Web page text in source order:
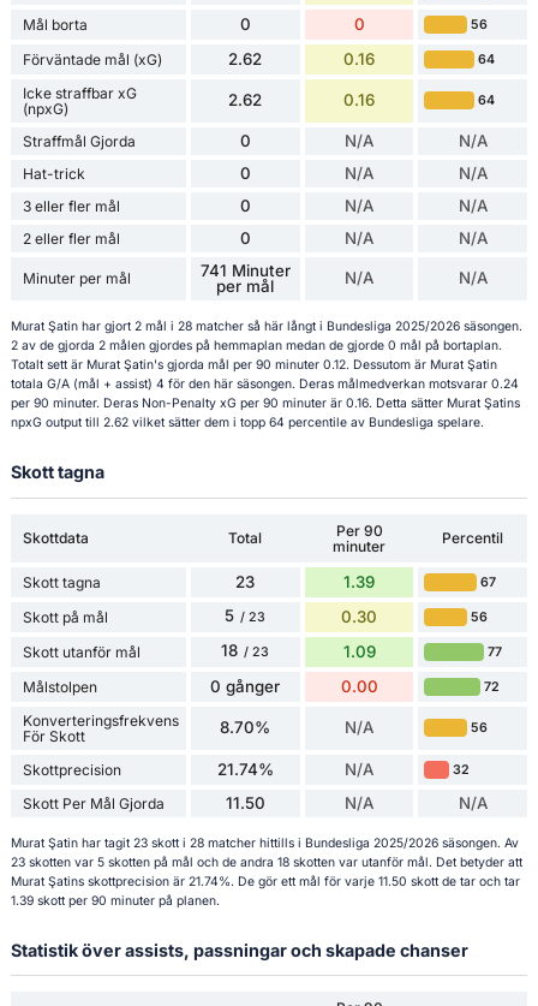
Mål borta 0 0 56
Förväntade mål (xG) 2.62 0.16 64
Icke straffbar xG
(npxG)
2.62 0.16 64
Straffmål Gjorda 0 N/A N/A
Hat-trick 0 N/A N/A
3 eller fler mål 0 N/A N/A
2 eller fler mål 0 N/A N/A
Minuter per mål
741 Minuter
per mål
N/A N/A
Murat Şatin har gjort 2 mål i 28 matcher så här långt i Bundesliga 2025/2026 säsongen.
2 av de gjorda 2 målen gjordes på hemmaplan medan de gjorde 0 mål på bortaplan.
Totalt sett är Murat Şatin's gjorda mål per 90 minuter 0.12. Dessutom är Murat Şatin
totala G/A (mål + assist) 4 för den här säsongen. Deras målmedverkan motsvarar 0.24
per 90 minuter. Deras Non-Penalty xG per 90 minuter är 0.16. Detta sätter Murat Şatins
npxG output till 2.62 vilket sätter dem i topp 64 percentile av Bundesliga spelare.
Skott tagna
Skottdata Total
Per 90
minuter
Percentil
Skott tagna 23 1.39 67
Skott på mål 5 / 23 0.30 56
Skott utanför mål 18 / 23 1.09 77
Målstolpen 0 gånger 0.00 72
Konverteringsfrekvens
För Skott
8.70% N/A 56
Skottprecision 21.74% N/A 32
Skott Per Mål Gjorda 11.50 N/A N/A
Murat Şatin har tagit 23 skott i 28 matcher hittills i Bundesliga 2025/2026 säsongen. Av
23 skotten var 5 skotten på mål och de andra 18 skotten var utanför mål. Det betyder att
Murat Şatins skottprecision är 21.74%. De gör ett mål för varje 11.50 skott de tar och tar
1.39 skott per 90 minuter på planen.
Statistik över assists, passningar och skapade chanser